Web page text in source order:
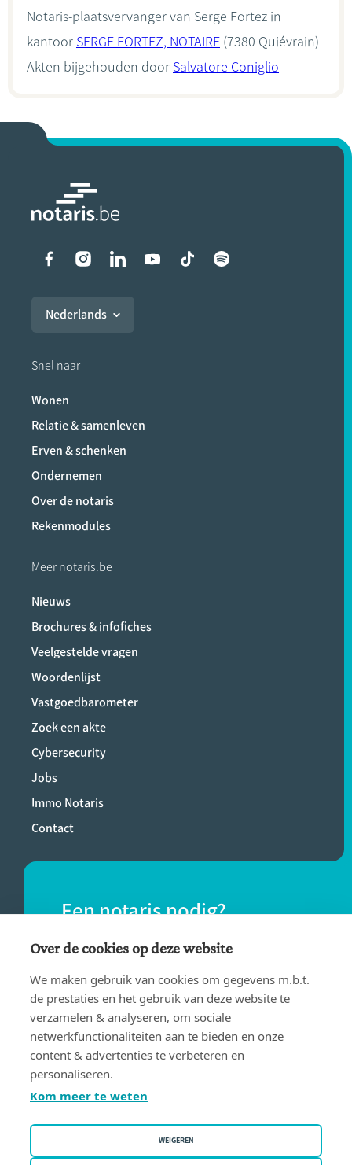
Notaris-plaatsvervanger van Serge Fortez in
kantoor SERGE FORTEZ, NOTAIRE (7380 Quiévrain)
Akten bijgehouden door Salvatore Coniglio
Liens vers les réseaux
Nederlands
Snel naar
Wonen
Relatie & samenleven
Erven & schenken
Ondernemen
Over de notaris
Rekenmodules
Meer notaris.be
Nieuws
Brochures & infofiches
Veelgestelde vragen
Woordenlijst
Vastgoedbarometer
Zoek een akte
Cybersecurity
Jobs
Immo Notaris
Contact
Een notaris nodig?
Vind eenvoudig een notaris bij jou in de
buurt.
VIND EEN NOTARIS
Gebruiksvoorwaarden
Over de cookies op deze website
We maken gebruik van cookies om gegevens m.b.t.
de prestaties en het gebruik van deze website te
verzamelen & analyseren, om sociale
netwerkfunctionaliteiten aan te bieden en onze
content & advertenties te verbeteren en
personaliseren.
Kom meer te weten
WEIGEREN